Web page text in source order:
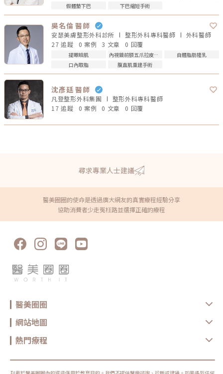
假體墊下巴
下巴縮短手術
吳名倫 醫師
安瑟美膚整形外科診所 整形外科專科醫師 外科醫師
27 追蹤
0 案例 3 文章 0 回覆
提眼瞼肌 內視鏡前額五爪拉皮手術
自體脂肪隆乳
口內取脂
腹直肌重建手術
沈彥廷 醫師
凡登整形外科集團 整形外科專科醫師
17 追蹤
0 案例 0 文章 0 回覆
尋求專業人士建議
醫美圈圈的使命是透過廣大網友的真實療程經驗分享
協助消費者少走冤枉路並選擇正確的療程
醫美圈圈
網站地圖
熱門療程